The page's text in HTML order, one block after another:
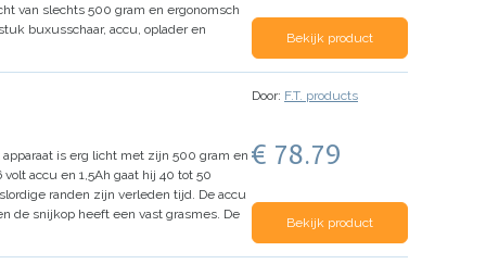
van slechts 500 gram en ergonomsch
buxusschaar, accu, oplader en
Bekijk product
apparaat is erg licht met zijn 500 gram en
volt accu en 1,5Ah gaat hij 40 tot 50
randen zijn verleden tijd. De accu
de snijkop heeft een vast grasmes. De
Door: F.T. products
€ 78.79
Bekijk product